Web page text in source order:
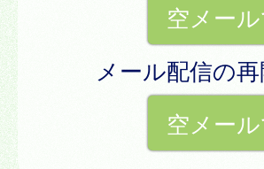
空メー
メール配信の
空メー